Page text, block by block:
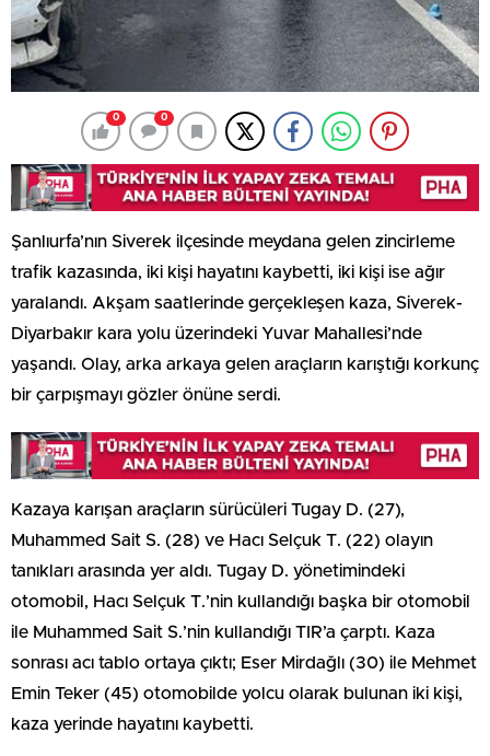
0 0
Şanlıurfa’nın Siverek ilçesinde meydana gelen zincirleme
trafik kazasında, iki kişi hayatını kaybetti, iki kişi ise ağır
yaralandı. Akşam saatlerinde gerçekleşen kaza, Siverek-
Diyarbakır kara yolu üzerindeki Yuvar Mahallesi’nde
yaşandı. Olay, arka arkaya gelen araçların karıştığı korkunç
bir çarpışmayı gözler önüne serdi.
Kazaya karışan araçların sürücüleri Tugay D. (27),
Muhammed Sait S. (28) ve Hacı Selçuk T. (22) olayın
tanıkları arasında yer aldı. Tugay D. yönetimindeki
otomobil, Hacı Selçuk T.’nin kullandığı başka bir otomobil
ile Muhammed Sait S.’nin kullandığı TIR’a çarptı. Kaza
sonrası acı tablo ortaya çıktı; Eser Mirdağlı (30) ile Mehmet
Emin Teker (45) otomobilde yolcu olarak bulunan iki kişi,
kaza yerinde hayatını kaybetti.